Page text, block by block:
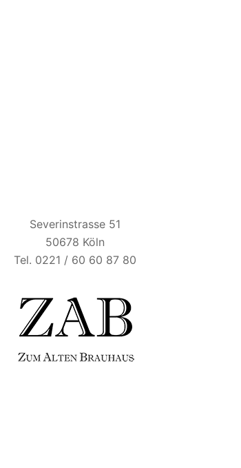
Severinstrasse 51
50678 Köln
Tel. 0221 / 60 60 87 80